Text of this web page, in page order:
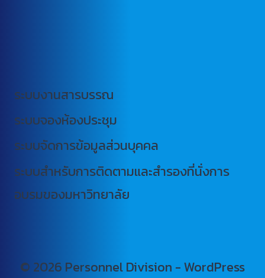
ระบบงานสารบรรณ
ระบบจองห้องประชุม
ระบบจัดการข้อมูลส่วนบุคคล
ระบบสำหรับการติดตามและสำรองที่นั่งการ
อบรมของมหาวิทยาลัย
© 2026 Personnel Division - WordPress